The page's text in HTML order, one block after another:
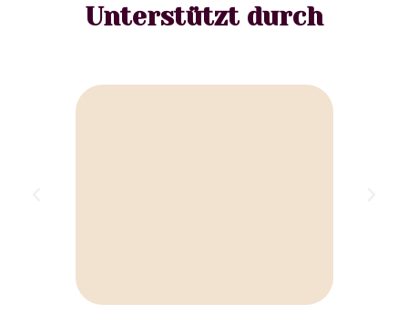
Unterstützt durch